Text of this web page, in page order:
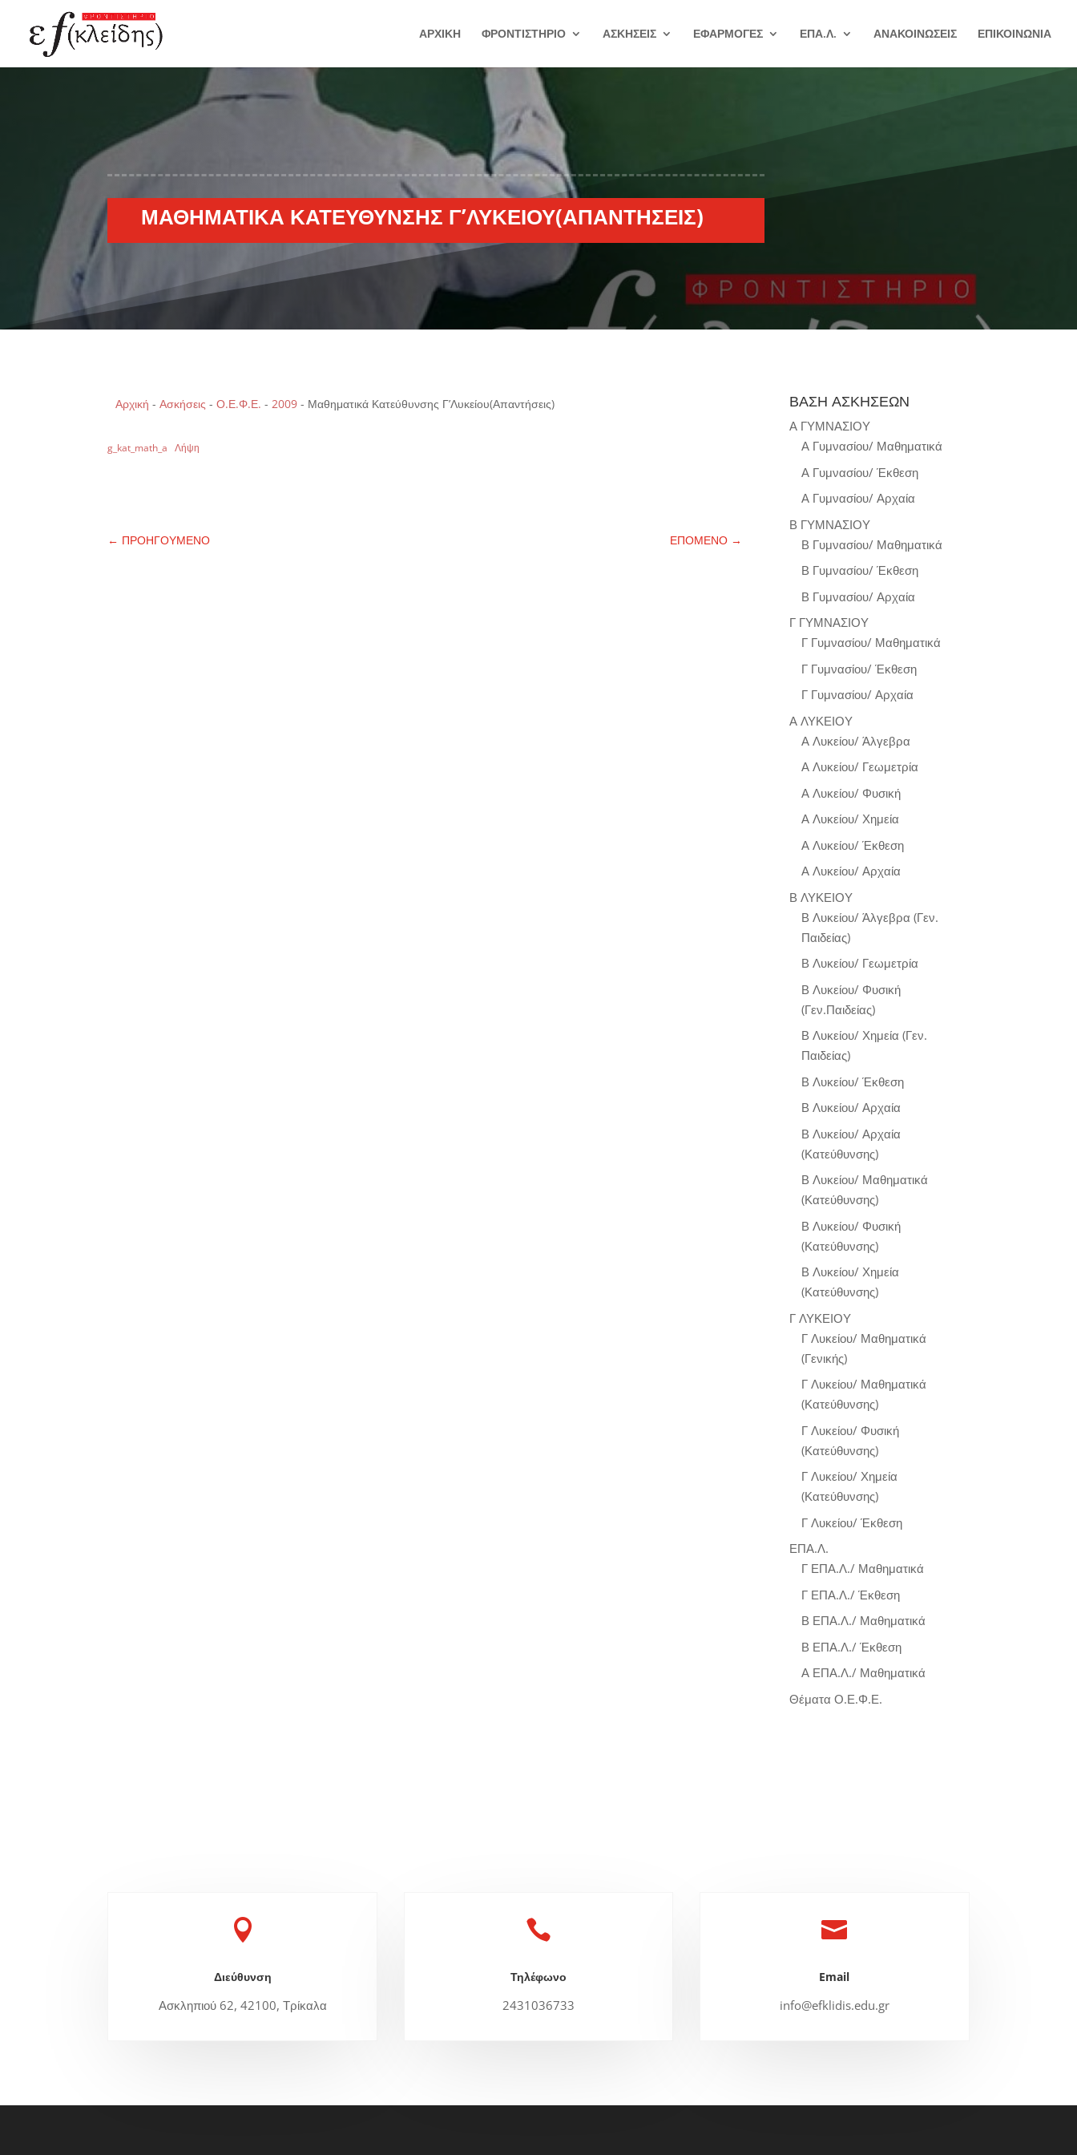
ΑΡΧΙΚΗ ΦΡΟΝΤΙΣΤΗΡΙΟ ΑΣΚΗΣΕΙΣ ΕΦΑΡΜΟΓΕΣ ΕΠΑ.Λ. ΑΝΑΚΟΙΝΩΣΕΙΣ ΕΠΙΚΟΙΝΩΝΙΑ
ΜΑΘΗΜΑΤΙΚΆ ΚΑΤΕΎΘΥΝΣΗΣ Γ’ΛΥΚΕΊΟΥ(ΑΠΑΝΤΉΣΕΙΣ)
Αρχική -Ασκήσεις -Ο.Ε.Φ.Ε. -2009 - Μαθηματικά Κατεύθυνσης Γ’Λυκείου(Απαντήσεις)
g_kat_math_a Λήψη
← ΠΡΟΗΓΟΥΜΕΝΟ ΕΠΟΜΕΝΟ →
ΒΑΣΗ ΑΣΚΗΣΕΩΝ
Α ΓΥΜΝΑΣΙΟΥ
Α Γυμνασίου/ Μαθηματικά
Α Γυμνασίου/ Έκθεση
Α Γυμνασίου/ Αρχαία
Β ΓΥΜΝΑΣΙΟΥ
Β Γυμνασίου/ Μαθηματικά
Β Γυμνασίου/ Έκθεση
Β Γυμνασίου/ Αρχαία
Γ ΓΥΜΝΑΣΙΟΥ
Γ Γυμνασίου/ Μαθηματικά
Γ Γυμνασίου/ Έκθεση
Γ Γυμνασίου/ Αρχαία
Α ΛΥΚΕΙΟΥ
Α Λυκείου/ Άλγεβρα
Α Λυκείου/ Γεωμετρία
Α Λυκείου/ Φυσική
Α Λυκείου/ Χημεία
Α Λυκείου/ Έκθεση
Α Λυκείου/ Αρχαία
Β ΛΥΚΕΙΟΥ
Β Λυκείου/ Άλγεβρα (Γεν.
Παιδείας)
Β Λυκείου/ Γεωμετρία
Β Λυκείου/ Φυσική
(Γεν.Παιδείας)
Β Λυκείου/ Χημεία (Γεν.
Παιδείας)
Β Λυκείου/ Έκθεση
Β Λυκείου/ Αρχαία
Β Λυκείου/ Αρχαία
(Κατεύθυνσης)
Β Λυκείου/ Μαθηματικά
(Κατεύθυνσης)
Β Λυκείου/ Φυσική
(Κατεύθυνσης)
Β Λυκείου/ Χημεία
(Κατεύθυνσης)
Γ ΛΥΚΕΙΟΥ
Γ Λυκείου/ Μαθηματικά
(Γενικής)
Γ Λυκείου/ Μαθηματικά
(Κατεύθυνσης)
Γ Λυκείου/ Φυσική
(Κατεύθυνσης)
Γ Λυκείου/ Χημεία
(Κατεύθυνσης)
Γ Λυκείου/ Έκθεση
ΕΠΑ.Λ.
Γ ΕΠΑ.Λ./ Μαθηματικά
Γ ΕΠΑ.Λ./ Έκθεση
Β ΕΠΑ.Λ./ Μαθηματικά
Β ΕΠΑ.Λ./ Έκθεση
Α ΕΠΑ.Λ./ Μαθηματικά
Θέματα Ο.Ε.Φ.Ε.

Διεύθυνση
Ασκληπιού 62, 42100, Τρίκαλα

Τηλέφωνο
2431036733

Email
info@efklidis.edu.gr